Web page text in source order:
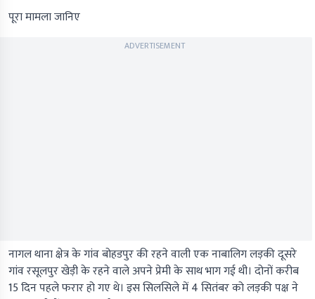
पूरा मामला जानिए
ADVERTISEMENT
नागल थाना क्षेत्र के गांव बोहडपुर की रहने वाली एक नाबालिग लड़की दूसरे
गांव रसूलपुर खेड़ी के रहने वाले अपने प्रेमी के साथ भाग गई थी। दोनों करीब
15 दिन पहले फरार हो गए थे। इस सिलसिले में 4 सितंबर को लड़की पक्ष ने